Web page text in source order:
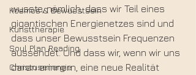
Kosmos & Bewusstsein
Kunsttherapie
Soul Plan Reading
Christusenergie
wusste, nämlich, dass wir Teil eines
gigantischen Energienetzes sind und
dass unser Bewusstsein Frequenzen
aussendet. Und dass wir, wenn wir uns
daran erinnern, eine neue Realität